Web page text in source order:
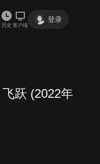
历史 客户端
登录
跃 (2022年